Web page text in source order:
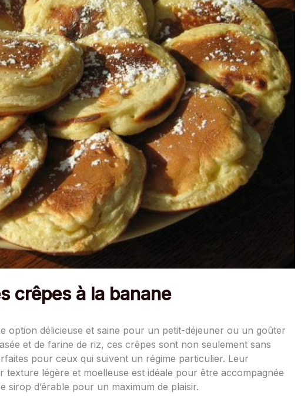
crêpes à la banane
option délicieuse et saine pour un petit-déjeuner ou un goûter
et de farine de riz, ces crêpes sont non seulement sans
pour ceux qui suivent un régime particulier. Leur
texture légère et moelleuse est idéale pour être accompagnée
sirop d’érable pour un maximum de plaisir.